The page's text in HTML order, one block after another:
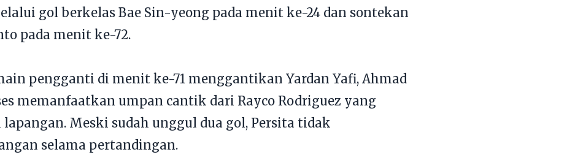
gol berkelas Bae Sin-yeong pada menit ke-24 dan sontekan
pada menit ke-72.
pengganti di menit ke-71 menggantikan Yardan Yafi, Ahmad
memanfaatkan umpan cantik dari Rayco Rodriguez yang
Meski sudah unggul dua gol, Persita tidak
selama pertandingan.